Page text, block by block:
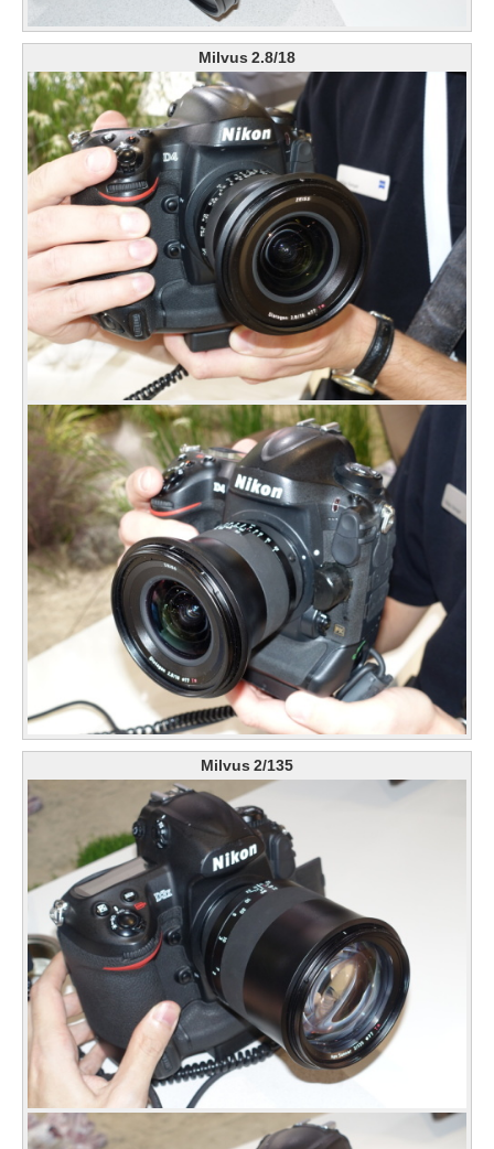
Milvus 2.8/18
Milvus 2/135